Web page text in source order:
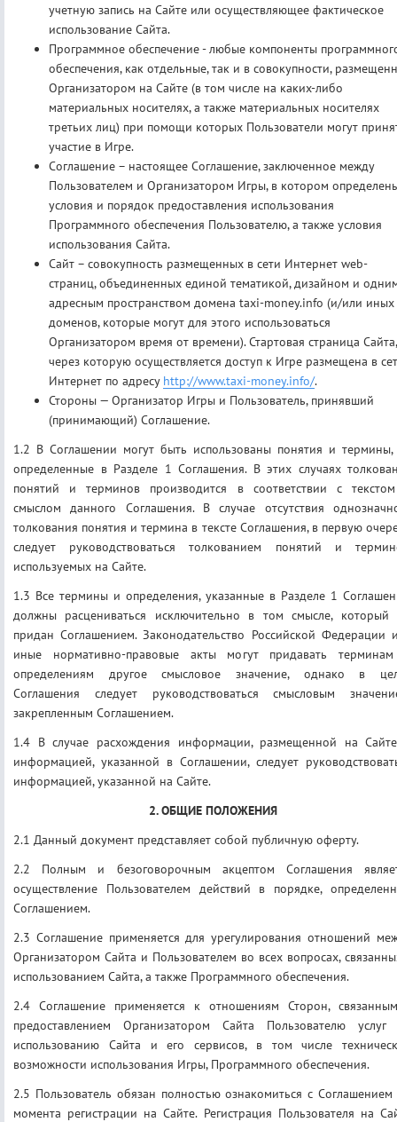
учетную запись на Сайте или осуществляющее фактическое
использование Сайта.
Программное обеспечение - любые компоненты
обеспечения, как отдельные, так и в совокупности,
Организатором на Сайте (в том числе на каких-либо
материальных носителях, а также материальных носителях
третьих лиц) при помощи которых Пользователи могут
участие в Игре.
Соглашение – настоящее Соглашение, заключенное между
Пользователем и Организатором Игры, в котором
условия и порядок предоставления использования
Программного обеспечения Пользователю, а также условия
использования Сайта.
Сайт – совокупность размещенных в сети Интернет web-
страниц, объединенных единой тематикой, дизайном и
адресным пространством домена taxi-money.info (и/или иных
доменов, которые могут для этого использоваться
Организатором время от времени). Стартовая страница Сайта,
через которую осуществляется доступ к Игре размещена в
Интернет по адресу http://www.taxi-money.info/.
Стороны — Организатор Игры и Пользователь, принявший
(принимающий) Соглашение.
1.2 В Соглашении могут быть использованы понятия и
определенные в Разделе 1 Соглашения. В этих случаях
понятий и терминов производится в соответствии с
смыслом данного Соглашения. В случае отсутствия
толкования понятия и термина в тексте Соглашения, в первую
следует руководствоваться толкованием понятий и
используемых на Сайте.
1.3 Все термины и определения, указанные в Разделе 1
должны расцениваться исключительно в том смысле, который
придан Соглашением. Законодательство Российской Федерации
иные нормативно-правовые акты могут придавать
определениям другое смысловое значение, однако в
Соглашения следует руководствоваться смысловым
закрепленным Соглашением.
1.4 В случае расхождения информации, размещенной на
информацией, указанной в Соглашении, следует
информацией, указанной на Сайте.
2. ОБЩИЕ ПОЛОЖЕНИЯ
2.1 Данный документ представляет собой публичную оферту.
2.2 Полным и безоговорочным акцептом Соглашения
осуществление Пользователем действий в порядке,
Соглашением.
2.3 Соглашение применяется для урегулирования отношений
Организатором Сайта и Пользователем во всех вопросах,
использованием Сайта, а также Программного обеспечения.
2.4 Соглашение применяется к отношениям Сторон,
предоставлением Организатором Сайта Пользователю услуг
использованию Сайта и его сервисов, в том числе
возможности использования Игры, Программного обеспечения.
2.5 Пользователь обязан полностью ознакомиться с
момента регистрации на Сайте. Регистрация Пользователя на